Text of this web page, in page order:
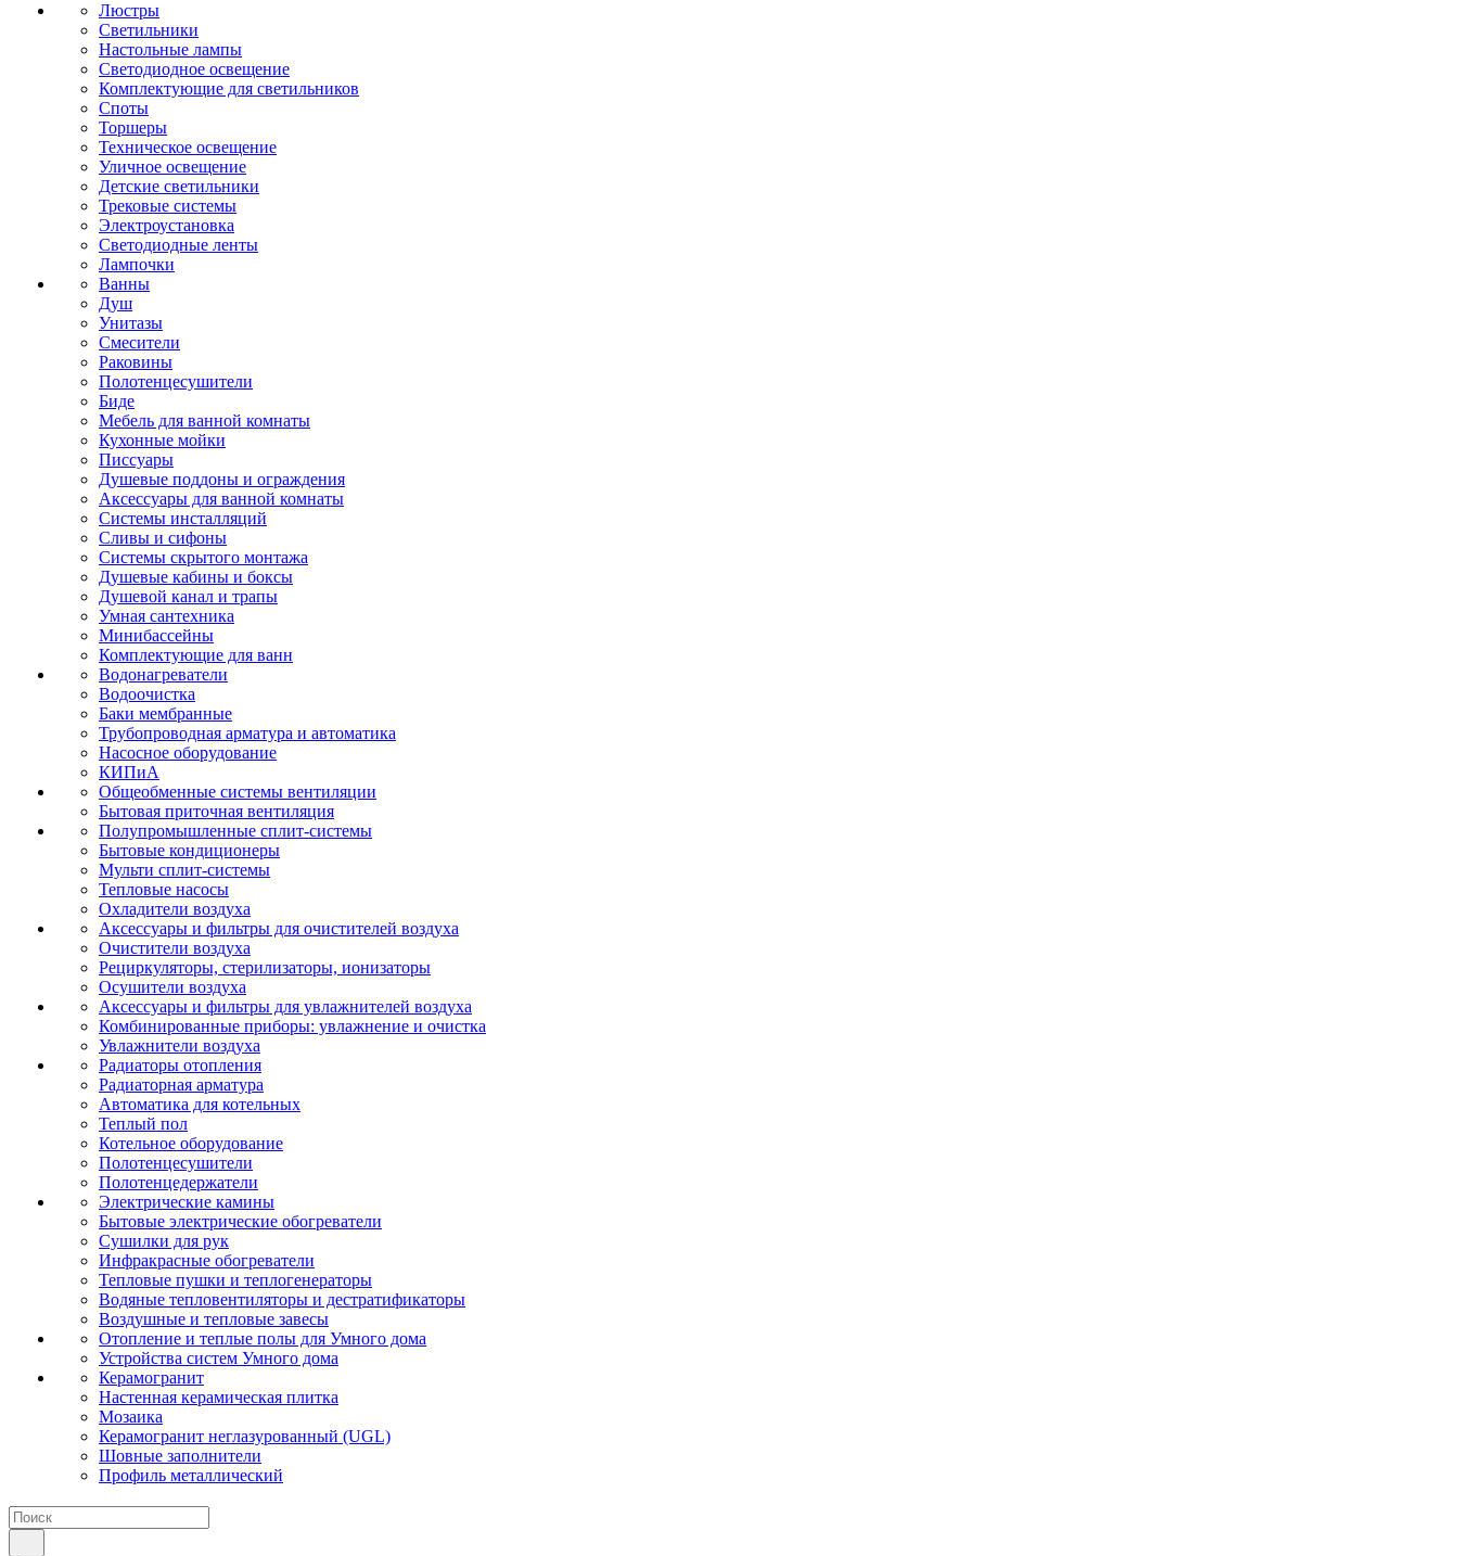
Люстры
Светильники
Настольные лампы
Светодиодное освещение
Комплектующие для светильников
Споты
Торшеры
Техническое освещение
Уличное освещение
Детские светильники
Трековые системы
Электроустановка
Светодиодные ленты
Лампочки
Ванны
Душ
Унитазы
Смесители
Раковины
Полотенцесушители
Биде
Мебель для ванной комнаты
Кухонные мойки
Писсуары
Душевые поддоны и ограждения
Аксессуары для ванной комнаты
Системы инсталляций
Сливы и сифоны
Системы скрытого монтажа
Душевые кабины и боксы
Душевой канал и трапы
Умная сантехника
Минибассейны
Комплектующие для ванн
Водонагреватели
Водоочистка
Баки мембранные
Трубопроводная арматура и автоматика
Насосное оборудование
КИПиА
Общеобменные системы вентиляции
Бытовая приточная вентиляция
Полупромышленные сплит-системы
Бытовые кондиционеры
Мульти сплит-системы
Тепловые насосы
Охладители воздуха
Аксессуары и фильтры для очистителей воздуха
Очистители воздуха
Рециркуляторы, стерилизаторы, ионизаторы
Осушители воздуха
Аксессуары и фильтры для увлажнителей воздуха
Комбинированные приборы: увлажнение и очистка
Увлажнители воздуха
Радиаторы отопления
Радиаторная арматура
Автоматика для котельных
Теплый пол
Котельное оборудование
Полотенцесушители
Полотенцедержатели
Электрические камины
Бытовые электрические обогреватели
Сушилки для рук
Инфракрасные обогреватели
Тепловые пушки и теплогенераторы
Водяные тепловентиляторы и дестратификаторы
Воздушные и тепловые завесы
Отопление и теплые полы для Умного дома
Устройства систем Умного дома
Керамогранит
Настенная керамическая плитка
Мозаика
Керамогранит неглазурованный (UGL)
Шовные заполнители
Профиль металлический